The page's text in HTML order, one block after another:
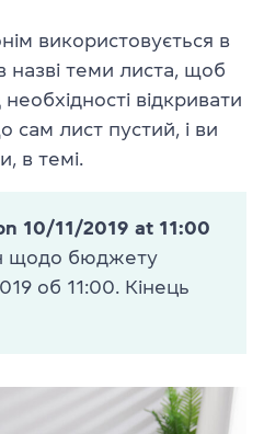
використовується в
назві теми листа, щоб
відкривати
сам лист пустий, і ви
в темі.
10/11/2019 at 11:00
щодо бюджету
об 11:00. Кінець